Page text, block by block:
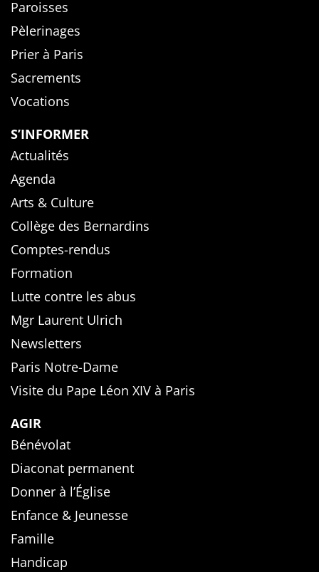
Paroisses
Pèlerinages
Prier à Paris
Sacrements
Vocations
S’INFORMER
Actualités
Agenda
Arts & Culture
Collège des Bernardins
Comptes-rendus
Formation
Lutte contre les abus
Mgr Laurent Ulrich
Newsletters
Paris Notre-Dame
Visite du Pape Léon XIV à Paris
AGIR
Bénévolat
Diaconat permanent
Donner à l’Église
Enfance & Jeunesse
Famille
Handicap